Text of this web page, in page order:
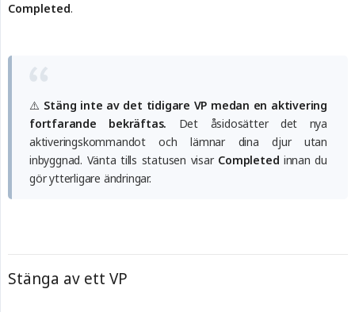
Completed.
⚠️ Stäng inte av det tidigare VP medan en aktivering
fortfarande bekräftas. Det åsidosätter det nya
aktiveringskommandot och lämnar dina djur utan
inbyggnad. Vänta tills statusen visar Completed innan du
gör ytterligare ändringar.
Stänga av ett VP